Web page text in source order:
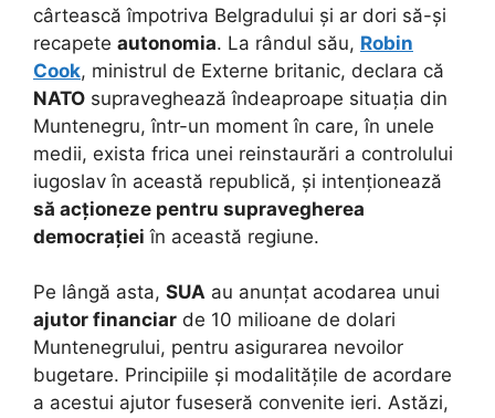
cârtească împotriva Belgradului și ar dori să-și
recapete autonomia. La rândul său, Robin
Cook, ministrul de Externe britanic, declara că
NATO supraveghează îndeaproape situația din
Muntenegru, într-un moment în care, în unele
medii, exista frica unei reinstaurări a controlului
iugoslav în această republică, și intenționează
să acționeze pentru supravegherea
democrației în această regiune.
Pe lângă asta, SUA au anunțat acodarea unui
ajutor financiar de 10 milioane de dolari
Muntenegrului, pentru asigurarea nevoilor
bugetare. Principiile și modalitățile de acordare
a acestui ajutor fuseseră convenite ieri. Astăzi,